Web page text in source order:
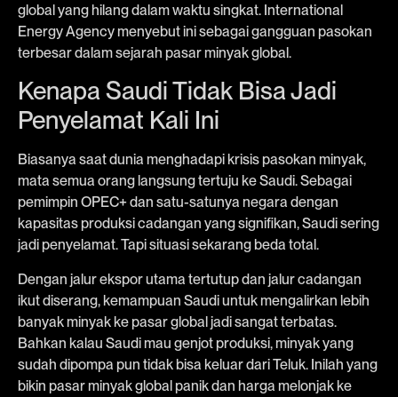
global yang hilang dalam waktu singkat. International
Energy Agency menyebut ini sebagai gangguan pasokan
terbesar dalam sejarah pasar minyak global.
Kenapa Saudi Tidak Bisa Jadi
Penyelamat Kali Ini
Biasanya saat dunia menghadapi krisis pasokan minyak,
mata semua orang langsung tertuju ke Saudi. Sebagai
pemimpin OPEC+ dan satu-satunya negara dengan
kapasitas produksi cadangan yang signifikan, Saudi sering
jadi penyelamat. Tapi situasi sekarang beda total.
Dengan jalur ekspor utama tertutup dan jalur cadangan
ikut diserang, kemampuan Saudi untuk mengalirkan lebih
banyak minyak ke pasar global jadi sangat terbatas.
Bahkan kalau Saudi mau genjot produksi, minyak yang
sudah dipompa pun tidak bisa keluar dari Teluk. Inilah yang
bikin pasar minyak global panik dan harga melonjak ke